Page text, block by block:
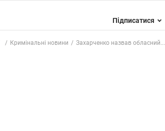
Підписатися
Кримінальні новини Захарченко назвав обласний...